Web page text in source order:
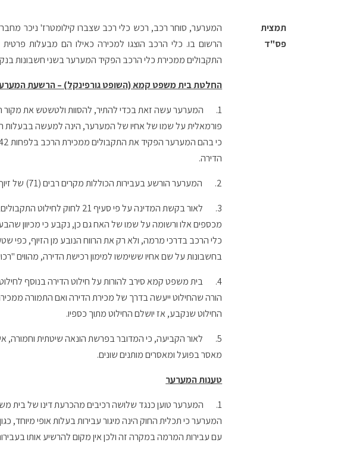
תמצית
פס"ד
המערער, סוחר רכב, רכש כלי רכב שצברו קילומטרז' ניכר
הרשום בו. כלי הרכב הוצגו למכירה כאילו הם מבעלות
התקבולים ממכירת כלי הרכב הפקיד המערער בשני חשבונות
החלטת בית משפט קמא (השופט גורפינקל) – הרשעת
1.
המערער עשה זאת בכדי להתיר, להסוות ולטשטש את מקור
פורמאלית על שמו של אחיו של המערער, הינה למעשה
הדירה.
2.
המערער הורשע בעבירות הכוללות מקרים רבים (71) של זיוף, התחזות לאדם אחר, קבלת דבר במרמה, עבירות מס והלבנת הון.
3.
לאור בקשת המדינה על פי
מכספים אלו ורשומה על שמו של האח גם כן, נקבע כי מכיוון
כלי הרכב בדרכי מרמה, ולא רק את הרווח הנובע מן הזיוף,
בחשבונות על שם אחיו ששימשו למימון רכישת הדירה, מהווים "רכוש
4.
בית משפט קמא סירב להורות על חילוט הדירה בנוסף
הורה שהחילוט ייעשה בדרך של מכירת הדירה ואם התמורה
החילוט שנקבע, אז יושלם החילוט מתוך כספיו.
5.
לאור הקביעה, כי המדובר בפרשת הונאה שיטתית
מאסר בפועל ומאסרים מותנים שונים.
טענות המערער
1.
המערער טוען כנגד שלושה רכיבים מהכרעת דינו של בית
המערער כי תכלית החוק הינה מיגור עבירות בעלות אופי מיוחד,
עם עבירות המרמה במקרה זה ולכן אין מקום להרשיע אותו